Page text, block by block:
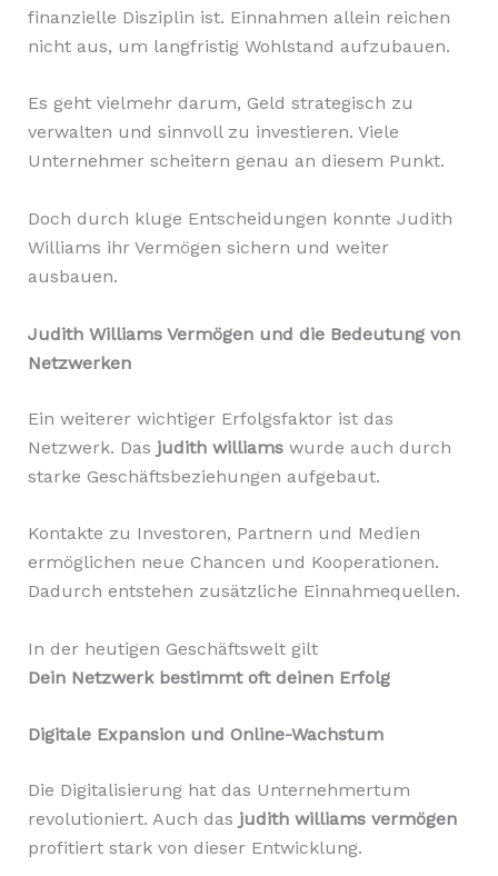
finanzielle Disziplin ist. Einnahmen allein reichen
nicht aus, um langfristig Wohlstand aufzubauen.
Es geht vielmehr darum, Geld strategisch zu
verwalten und sinnvoll zu investieren. Viele
Unternehmer scheitern genau an diesem Punkt.
Doch durch kluge Entscheidungen konnte Judith
Williams ihr Vermögen sichern und weiter
ausbauen.
Judith Williams Vermögen und die Bedeutung von
Netzwerken
Ein weiterer wichtiger Erfolgsfaktor ist das
Netzwerk. Das judith williamswurde auch durch
starke Geschäftsbeziehungen aufgebaut.
Kontakte zu Investoren, Partnern und Medien
ermöglichen neue Chancen und Kooperationen.
Dadurch entstehen zusätzliche Einnahmequellen.
In der heutigen Geschäftswelt gilt
Dein Netzwerk bestimmt oft deinen Erfolg
Digitale Expansion und Online-Wachstum
Die Digitalisierung hat das Unternehmertum
revolutioniert. Auch das judith williams vermögen
profitiert stark von dieser Entwicklung.